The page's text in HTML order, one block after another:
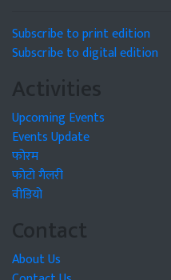
Subscribe to print edition
Subscribe to digital edition
Activities
Upcoming Events
Events Update
फोरम
फोटो गैलरी
वीडियो
Contact
About Us